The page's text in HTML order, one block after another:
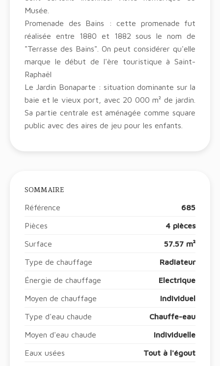
Musée.
Promenade des Bains : cette promenade fut
réalisée entre 1880 et 1882 sous le nom de
"Terrasse des Bains". On peut considérer qu'elle
marque le début de l'ère touristique à Saint-
Raphaël
Le Jardin Bonaparte : situation dominante sur la
baie et le vieux port, avec 20 000 m² de jardin.
Sa partie centrale est aménagée comme square
public avec des aires de jeu pour les enfants.
SOMMAIRE
Référence 685
Pièces 4 pièces
Surface 57.57 m²
Type de chauffage Radiateur
Énergie de chauffage Electrique
Moyen de chauffage Individuel
Type d'eau chaude Chauffe-eau
Moyen d'eau chaude Individuelle
Eaux usées Tout à l'égout